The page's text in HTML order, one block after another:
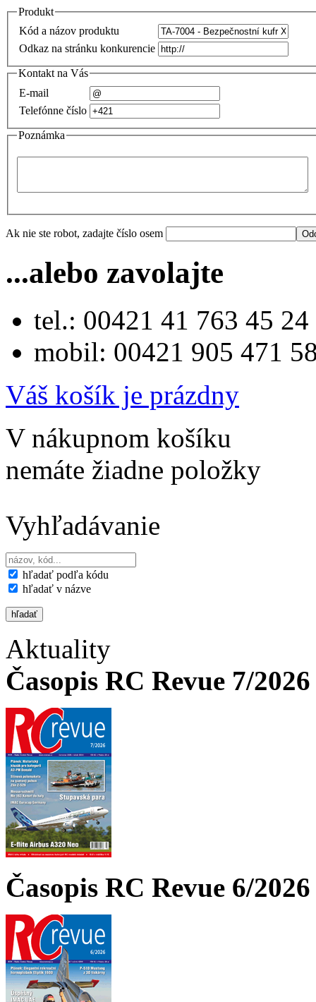
Produkt
Kód a názov produktu
Odkaz na stránku konkurencie
Kontakt na Vás
E-mail
Telefónne číslo
Poznámka
Ak nie ste robot, zadajte číslo osem
...alebo zavolajte
tel.: 00421 41 763 45 24
mobil: 00421 905 471
Váš košík je prázdny
V nákupnom košíku
nemáte žiadne položky
Vyhľadávanie
hľadať podľa kódu
hľadať v názve
Aktuality
Časopis RC Revue 7/
Časopis RC Revue 6/